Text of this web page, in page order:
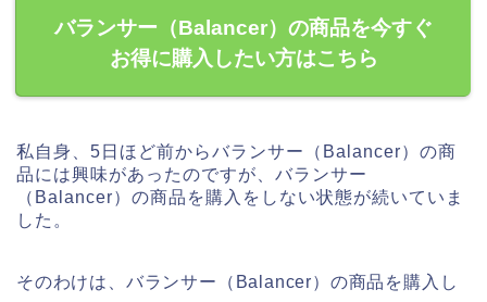
バランサー（Balancer）の商品を今すぐ
お得に購入したい方はこちら
私自身、5日ほど前からバランサー（Balancer）の商
品には興味があったのですが、バランサー
（Balancer）の商品を購入をしない状態が続いていま
した。
そのわけは、バランサー（Balancer）の商品を購入し